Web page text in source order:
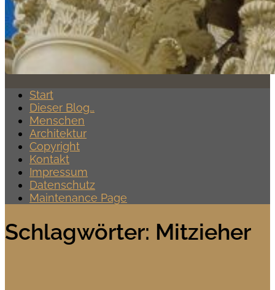
Start
Dieser Blog…
Menschen
Architektur
Copyright
Kontakt
Impressum
Datenschutz
Maintenance Page
Schlagwörter: Mitzieher